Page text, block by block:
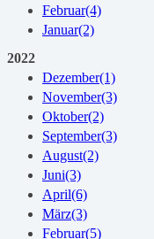
Februar(4)
Januar(2)
2022
Dezember(1)
November(3)
Oktober(2)
September(3)
August(2)
Juni(3)
April(6)
März(3)
Februar(5)